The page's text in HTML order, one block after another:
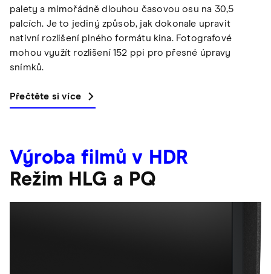
palety a mimořádně dlouhou časovou osu na 30,5
palcích. Je to jediný způsob, jak dokonale upravit
nativní rozlišení plného formátu kina. Fotografové
mohou využít rozlišení 152 ppi pro přesné úpravy
snímků.
Přečtěte si více
Výroba filmů v HDR
Režim HLG a PQ